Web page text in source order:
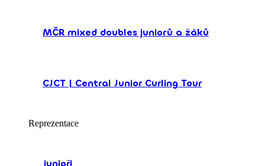
MČR mixed doubles juniorů a žáků
CJCT | Central Junior Curling Tour
Reprezentace